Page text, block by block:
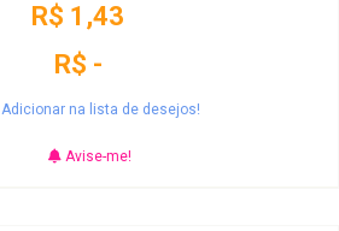
R$ 1,43
R$ -
Adicionar na lista de desejos!
Avise-me!